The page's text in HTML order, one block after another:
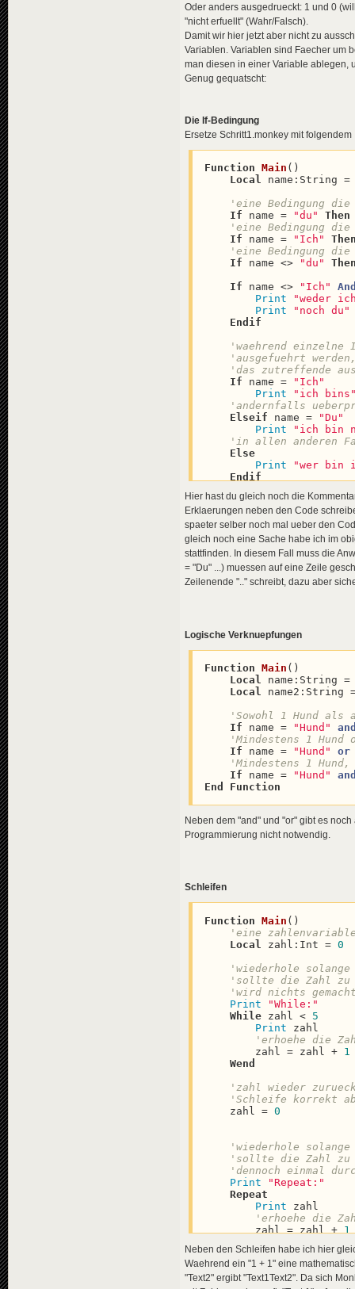
Oder anders ausgedrueckt: 1 und 0
"nicht erfuellt" (Wahr/Falsch).
Damit wir hier jetzt aber nicht zu
Variablen. Variablen sind Faecher um
man diesen in einer Variable ablegen,
Genug gequatscht:
Die If-Bedingung
Ersetze Schritt1.monkey mit
Function Main ( )
Local name:String
'eine Bedingung
If name = "du"
Then
'eine Bedingung
If name = "Ich"
'eine Bedingung
If name <> "du"
If name <> "Ich"
Print
"weder
Print
"noch du"
Endif
'waehrend einzelne
'ausgefuehrt
'das zutreffende
If name =
"Ich"
Print
"ich
'andernfalls
Elseif name =
"Du"
Print
"ich bin
'in allen anderen
Else
Print
"wer bin
Endif
Hier hast du gleich noch die
Erklaerungen neben den Code
spaeter selber noch mal ueber den
gleich noch eine Sache habe ich im
stattfinden. In diesem Fall muss die
= "Du" ...) muessen auf eine Zeile
Zeilenende ".." schreibt, dazu aber
Logische Verknuepfungen
Function Main ( )
Local name:String
Local name2:String
'Sowohl 1 Hund als
If name = "Hund"
If name = "Hund" or
'Mindestens 1
If name = "Hund"
End
Function
Neben dem "and" und "or" gibt es
Programmierung nicht notwendig.
Schleifen
Function Main ( )
'eine
Local
zahl:Int = 0
'wiederhole
'sollte die Zahl zu
'wird nichts
Print
"While:"
While zahl < 5
Print zahl
'erhoehe die
        zahl = zahl +
1
Wend
'zahl wieder
'Schleife korrekt
    zahl =
0
'wiederhole
'sollte die Zahl zu
'dennoch einmal
Print
"Repeat:"
Repeat
Print zahl
'erhoehe die
        zahl = zahl +
1
'zahl wieder
'Schleife korrekt
Neben den Schleifen habe ich hier
Waehrend ein "1 + 1" eine
"Text2" ergibt "Text1Text2". Da sich